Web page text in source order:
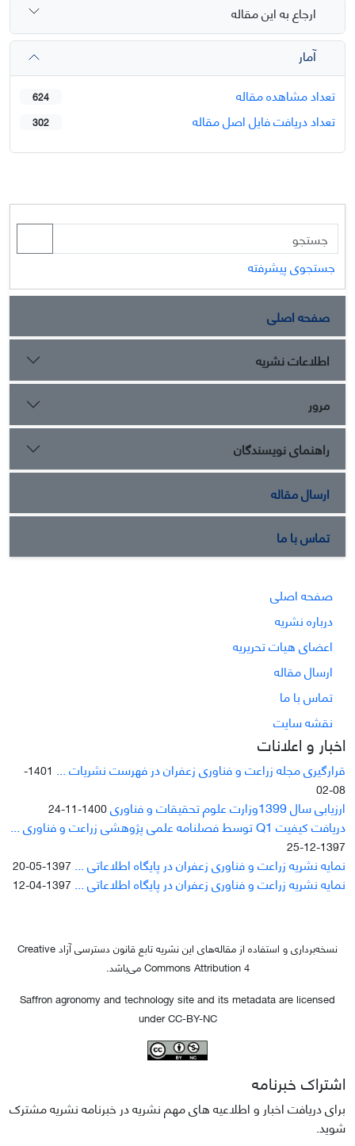
ارجاع به این مقاله
آمار
تعداد مشاهده مقاله
624
تعداد دریافت فایل اصل مقاله 302
جستجوی پیشرفته
صفحه اصلی
اطلاعات نشریه
مرور
راهنمای نویسندگان
ارسال مقاله
تماس با ما
صفحه اصلی
درباره نشریه
اعضای هیات تحریریه
ارسال مقاله
تماس با ما
نقشه سایت
اخبار و اعلانات
قرارگیری مجله زراعت و فناوری زعفران در فهرست نشریات ...
1401-
08-02
ارزیابی سال 1399وزارت علوم تحقیقات و فناوری 1400-11-24
دریافت کیفیت Q1 توسط فصلنامه علمی پژوهشی زراعت و فناوری ...
1397-12-25
نمایه نشریه زراعت و فناوری زعفران در پایگاه اطلاعاتی ... 1397-05-20
نمایه نشریه زراعت و فناوری زعفران در پایگاه اطلاعاتی ... 1397-04-12
نسخه‌برداری و استفاده از مقاله‌های این نشریه تابع قانون دسترسی آزاد Creative
Commons Attribution 4 می‌باشد.
Saffron agronomy and technology site and its metadata are licensed
under CC-BY-NC
اشتراک خبرنامه
برای دریافت اخبار و اطلاعیه های مهم نشریه در خبرنامه نشریه مشترک
شوید.